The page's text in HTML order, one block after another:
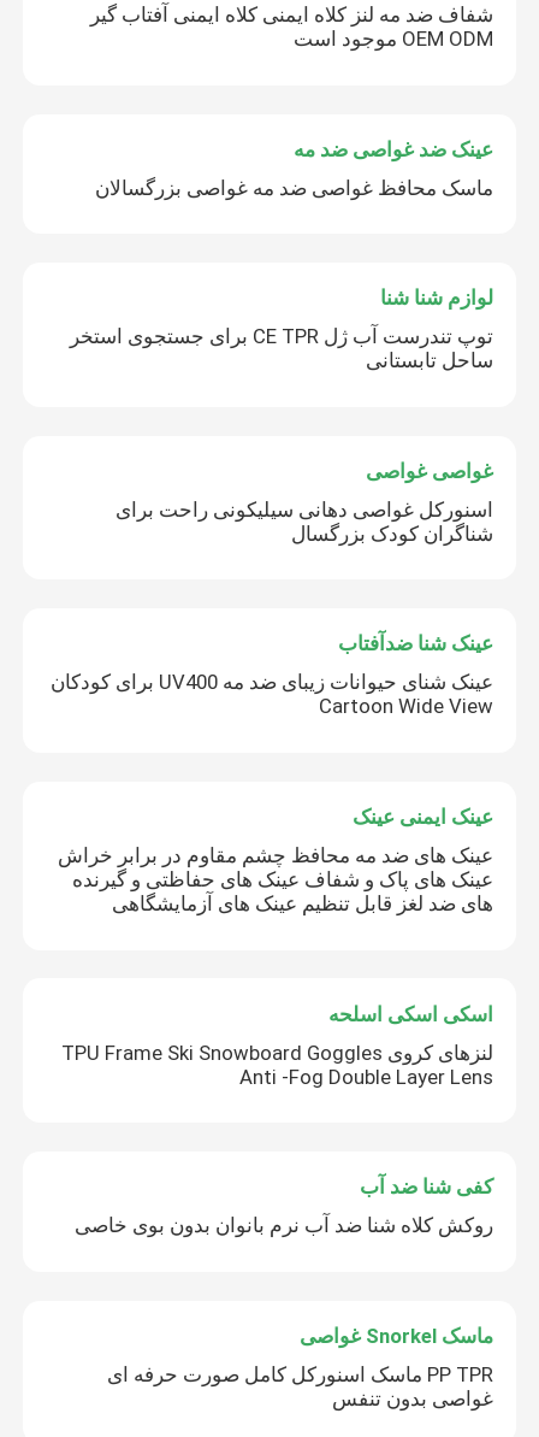
شفاف ضد مه لنز کلاه ایمنی کلاه ایمنی آفتاب گیر
OEM ODM موجود است
عینک ضد غواصی ضد مه
ماسک محافظ غواصی ضد مه غواصی بزرگسالان
لوازم شنا شنا
توپ تندرست آب ژل CE TPR برای جستجوی استخر
ساحل تابستانی
غواصی غواصی
اسنورکل غواصی دهانی سیلیکونی راحت برای
شناگران کودک بزرگسال
عینک شنا ضدآفتاب
عینک شنای حیوانات زیبای ضد مه UV400 برای کودکان
Cartoon Wide View
عینک ایمنی عینک
عینک های ضد مه محافظ چشم مقاوم در برابر خراش
عینک های پاک و شفاف عینک های حفاظتی و گیرنده
های ضد لغز قابل تنظیم عینک های آزمایشگاهی
اسکی اسکی اسلحه
لنزهای کروی TPU Frame Ski Snowboard Goggles
Anti -Fog Double Layer Lens
کفی شنا ضد آب
روکش کلاه شنا ضد آب نرم بانوان بدون بوی خاصی
ماسک Snorkel غواصی
PP TPR ماسک اسنورکل کامل صورت حرفه ای
غواصی بدون تنفس